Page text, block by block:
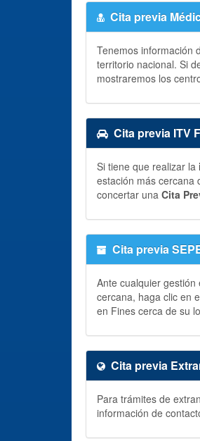
Cita previa
Tenemos información
territorio nacional. Si
mostraremos los
Cita previa ITV
Si tiene que realizar la
estación más cercana
concertar una Cita
Cita previa
Ante cualquier gestión
cercana, haga clic en
en Fines cerca de su
Cita previa
Para trámites de
información de